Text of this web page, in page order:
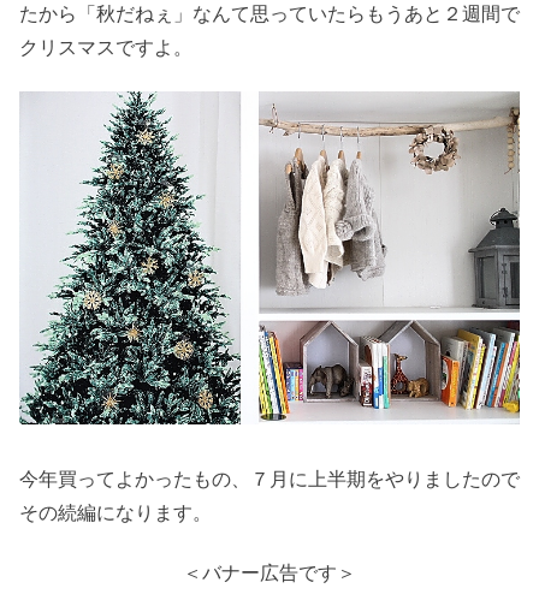
たから「秋だねぇ」なんて思っていたらもうあと２週間で
クリスマスですよ。
今年買ってよかったもの、７月に上半期をやりましたので
その続編になります。
＜バナー広告です＞